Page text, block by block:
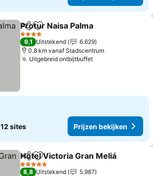
DelenToevoegen aan favorieten
Protur Naisa Palma
4 Sterren
9,1 Uitstekend
6.629
0.8 km vanaf Stadscentrum
Uitgebreid ontbijtbuffetPrijzen bekijken
12 sites Prijzen bekijken
DelenToevoegen aan favorieten
Hotel Victoria Gran Meliá
5 Sterren
8,8 Uitstekend
5.987